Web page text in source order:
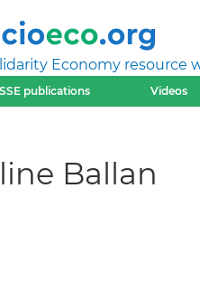
Economy resource
SSE publications Videos
Ballan